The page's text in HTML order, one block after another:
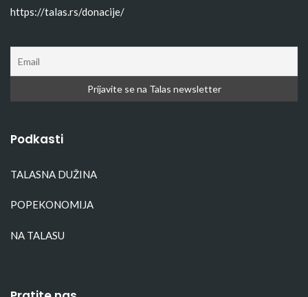
https://talas.rs/donacije/
Podkasti
TALASNA DUŽINA
POPEKONOMIJA
NA TALASU